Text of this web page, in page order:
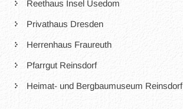
Reethaus Insel Usedom
Privathaus Dresden
Herrenhaus Fraureuth
Pfarrgut Reinsdorf
Heimat- und Bergbaumuseum Reinsdorf